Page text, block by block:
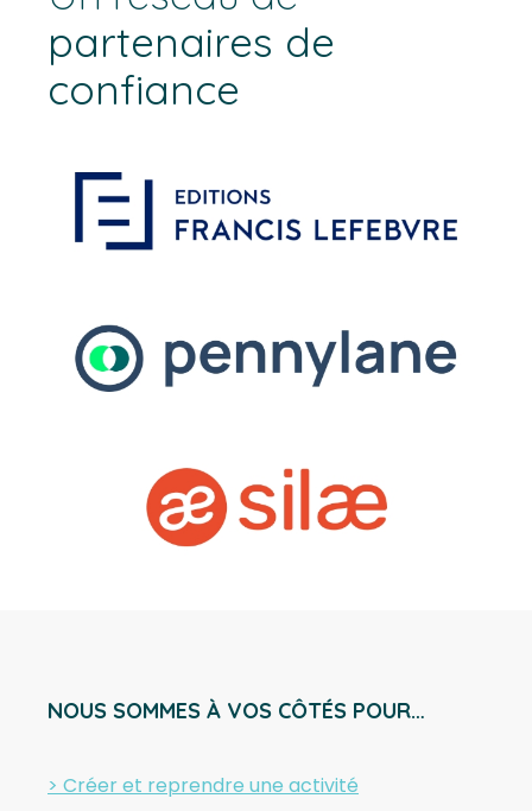
partenaires de
confiance
NOUS SOMMES À VOS CÔTÉS POUR…
> Créer et reprendre une activité